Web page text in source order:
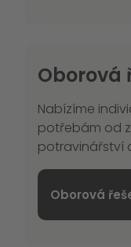
Oborová
Nabízíme
potřebám od
potravinářství
Oborová